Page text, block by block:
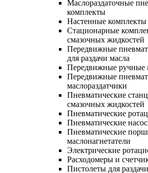
Маслораздаточные
комплекты
Настенные комплекты
Стационарные
смазочных жидкостей
Передвижные
для раздачи масла
Передвижные ручные
Передвижные
маслораздатчики
Пневматические
смазочных жидкостей
Пневматические
Пневматические
Пневматические
маслонагнетатели
Электрические
Расходомеры и
Пистолеты для